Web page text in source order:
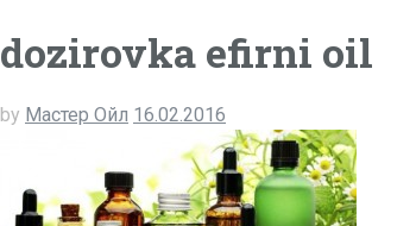
dozirovka efirni oil
by Мастер Ойл 16.02.2016